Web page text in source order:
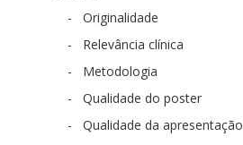
-
Originalidade
-
Relevância clínica
-
Metodologia
-
Qualidade do poster
-
Qualidade da apresentação